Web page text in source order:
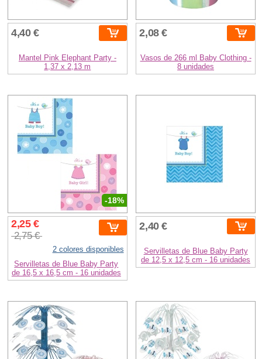
4,40 €
Mantel Pink Elephant Party -
1,37 x 2,13 m
2,08 €
Vasos de 266 ml Baby Clothing -
8 unidades
-18%
2,25 €
2,75 €
2 colores disponibles
Servilletas de Blue Baby Party
de 16,5 x 16,5 cm - 16 unidades
2,40 €
Servilletas de Blue Baby Party
de 12,5 x 12,5 cm - 16 unidades